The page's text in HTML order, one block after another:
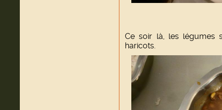
Ce soir là, les légumes
haricots.